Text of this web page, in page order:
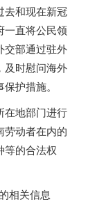
去和现在新冠
一直将公民领
交部通过驻外
及时慰问海外
护措施。
在地部门进行
劳动者在内的
等的合法权
相关信息